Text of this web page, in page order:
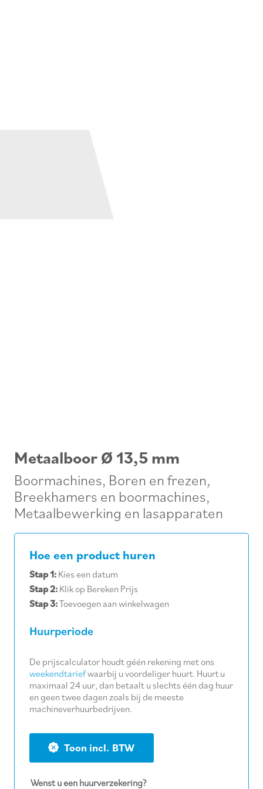
Metaalboor Ø 13,5 mm
Boormachines, Boren en frezen,
Breekhamers en boormachines,
Metaalbewerking en lasapparaten
Hoe een product huren
Stap 1: Kies een datum
Stap 2: Klik op Bereken Prijs
Stap 3:Toevoegen aan winkelwagen
Huurperiode
De prijscalculator houdt géén rekening met ons
weekendtariefwaarbij u voordeliger huurt. Huurt u
maximaal 24 uur, dan betaalt u slechts één dag huur
en geen twee dagen zoals bij de meeste
machineverhuurbedrijven.
BTW
Wenst u een huurverzekering?